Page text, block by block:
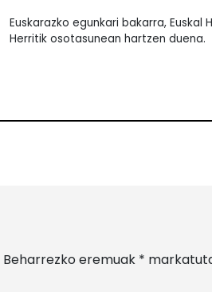
Euskarazko egunkari bakarra, Euskal
Herritik osotasunean hartzen duena.
Beharrezko eremuak *